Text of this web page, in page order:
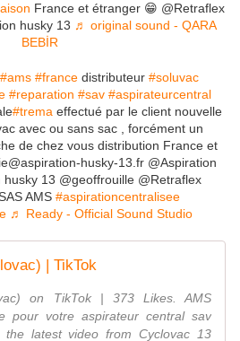
France et étranger 😁 @Retraflex
husky 13 ♬ original sound - QARA
BEBİR
#ams #francedistributeur #soluvac
#reparation #sav #aspirateurcentral
#trema effectué par le client nouvelle
avec ou sans sac , forcément un
de chez vous distribution France et
husky-13.fr @Aspiration
husky 13 @geoffrouille @Retraflex
AMS #aspirationcentralisee
♬ Ready - Official Sound Studio
| TikTok
on TikTok | 373 Likes. AMS
pour votre aspirateur central sav
the latest video from Cyclovac 13